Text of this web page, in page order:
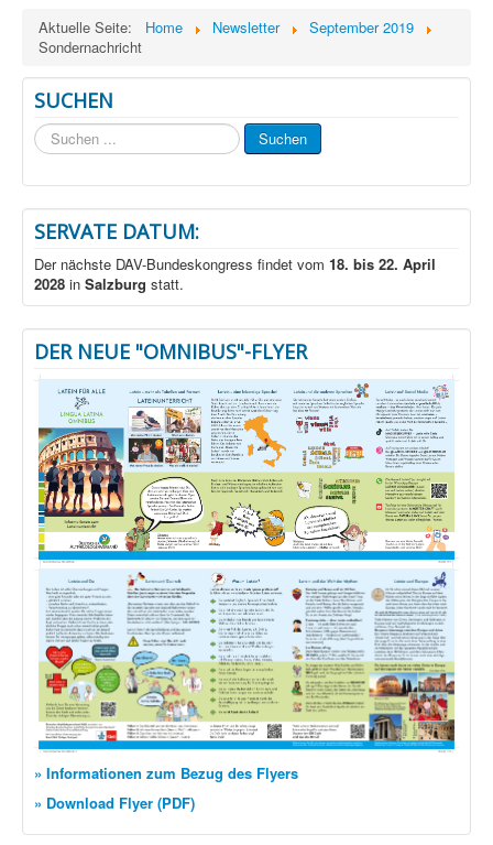
Aktuelle Seite:
Home Newsletter
September 2019
Sondernachricht
SUCHEN
Suchen
...
Suchen
SERVATE DATUM:
Der nächste DAV-Bundeskongress findet vom 18. bis 22. April
2028 in Salzburg statt.
DER NEUE "OMNIBUS"-FLYER
» Informationen zum Bezug des Flyers
» Download Flyer (PDF)